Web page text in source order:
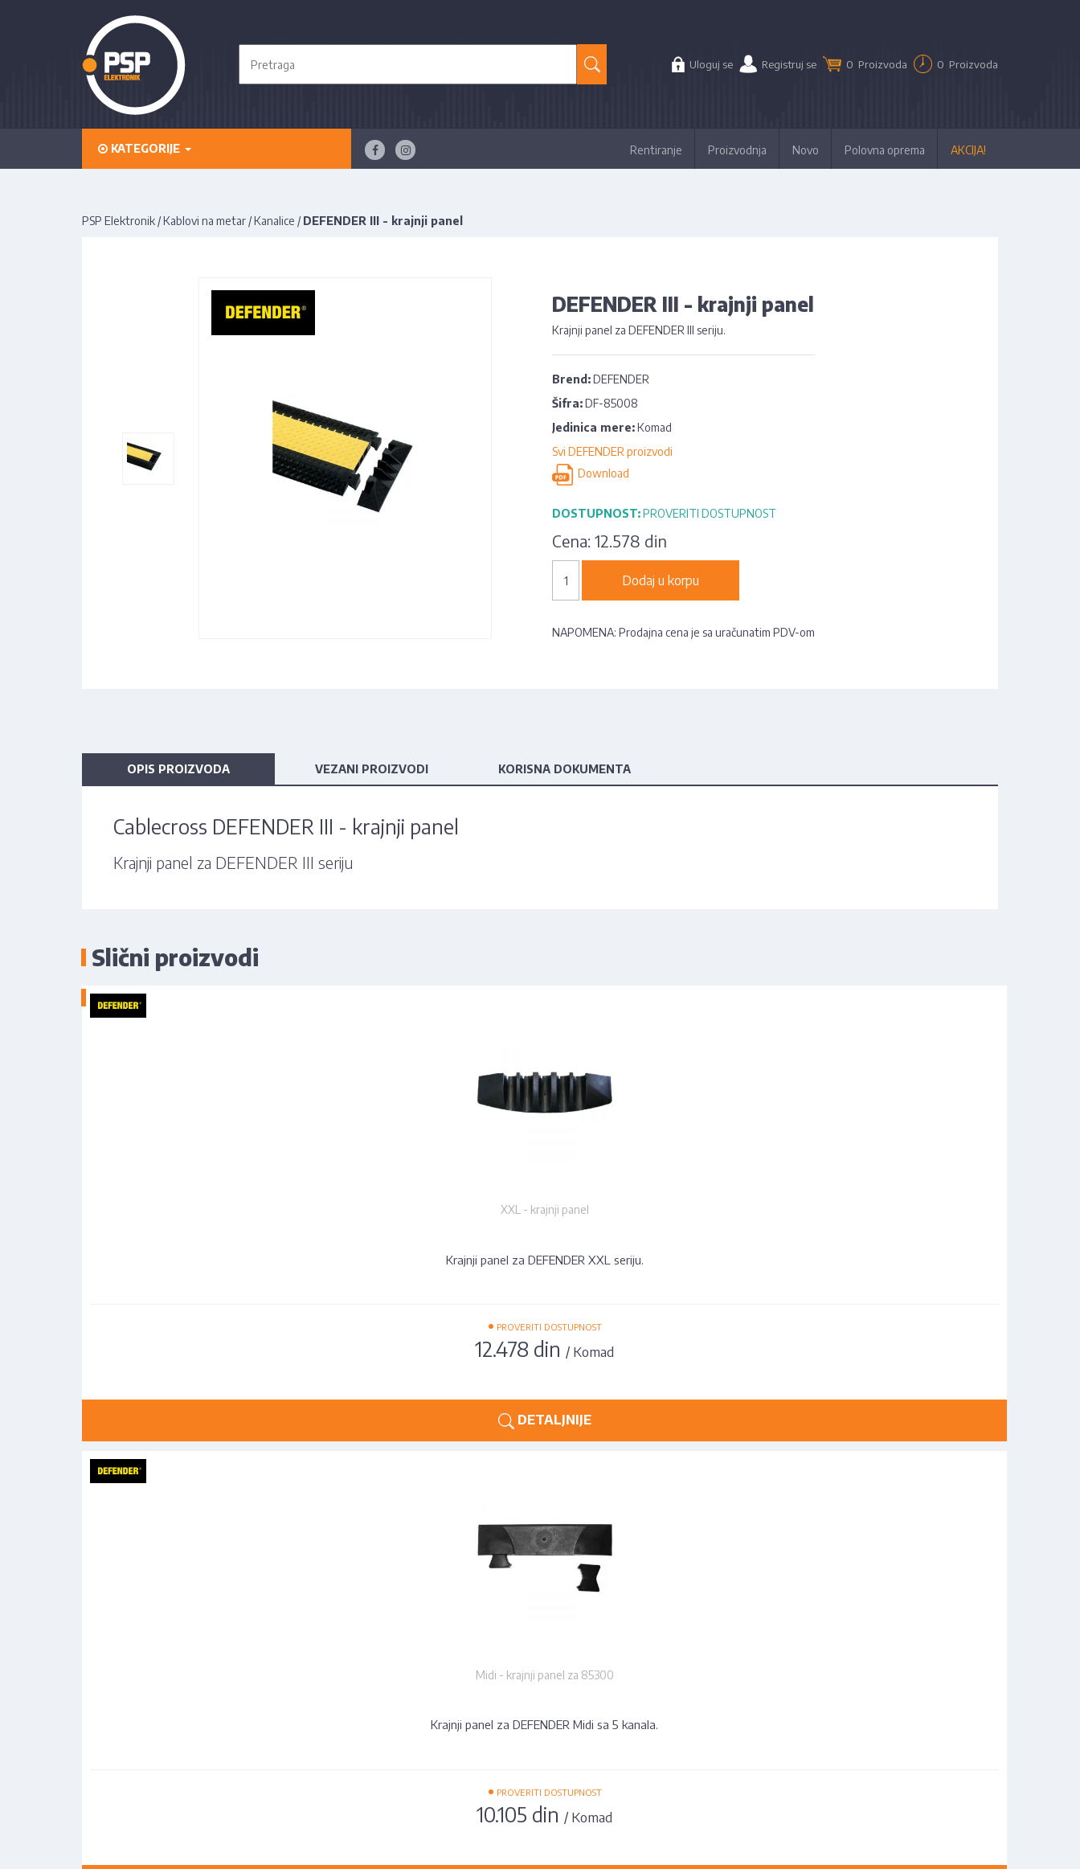
Uloguj se Registruj se 0 Proizvoda 0 Proizvoda
KATEGORIJE Rentiranje Proizvodnja Novo Polovna oprema AKCIJA!
PSP Elektronik /Kablovi na metar /Kanalice / DEFENDER III - krajnji panel
DEFENDER III - krajnji panel
Krajnji panel za DEFENDER III seriju.
Brend:DEFENDER
Šifra:DF-85008
Jedinica mere:Komad
Svi DEFENDER proizvodi
Download
DOSTUPNOST:PROVERITI DOSTUPNOST
Cena: 12.578 din
Dodaj u korpu
NAPOMENA: Prodajna cena je sa uračunatim PDV-om
OPIS PROIZVODA VEZANI PROIZVODI KORISNA DOKUMENTA
Cablecross DEFENDER III - krajnji panel
Krajnji panel za DEFENDER III seriju
Slični proizvodi
XXL - krajnji panel
Krajnji panel za DEFENDER XXL seriju.
• PROVERITI DOSTUPNOST
12.478 din / Komad
DETALJNIJE
Midi - krajnji panel za 85300
Krajnji panel za DEFENDER Midi sa 5 kanala.
• PROVERITI DOSTUPNOST
10.105 din / Komad